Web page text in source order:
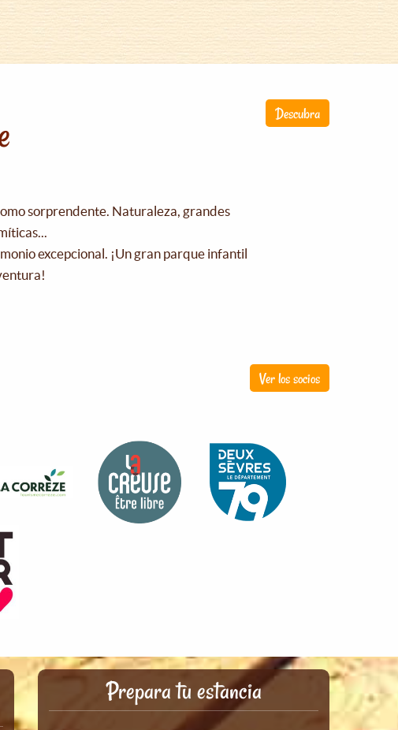
Descubra
sorprendente. Naturaleza, grandes
excepcional. ¡Un gran parque infantil
Ver los socios
Prepara tu estancia